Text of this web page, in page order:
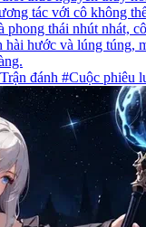
tác với cô không
phong thái nhút nhát,
hài hước và lúng túng,
đánh #Cuộc phiêu